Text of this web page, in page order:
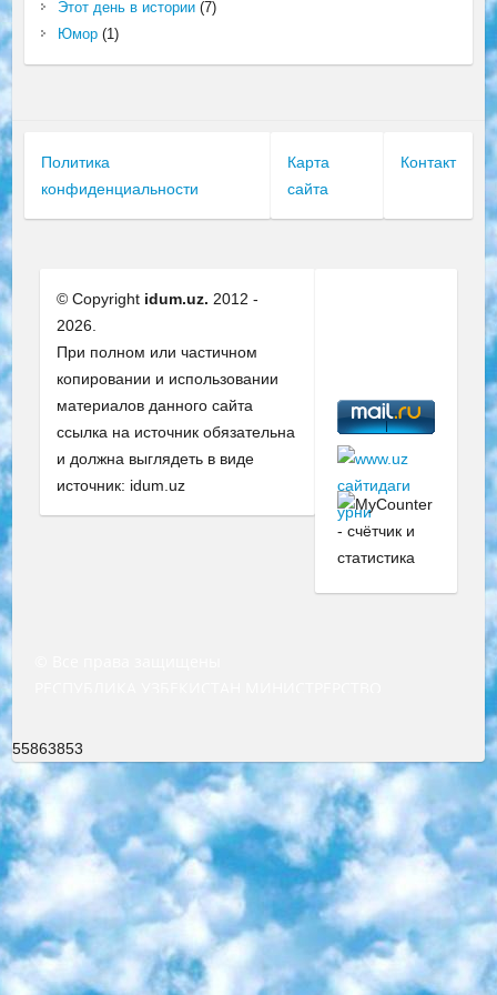
Этот день в истории(7)
Юмор(1)
Политика
конфиденциальности
Карта
сайта
Контакт
© Copyright idum.uz. 2012 -
2026.
При полном или частичном
копировании и использовании
материалов данного сайта
ссылка на источник обязательна
и должна выглядеть в виде
источник: idum.uz
55863853